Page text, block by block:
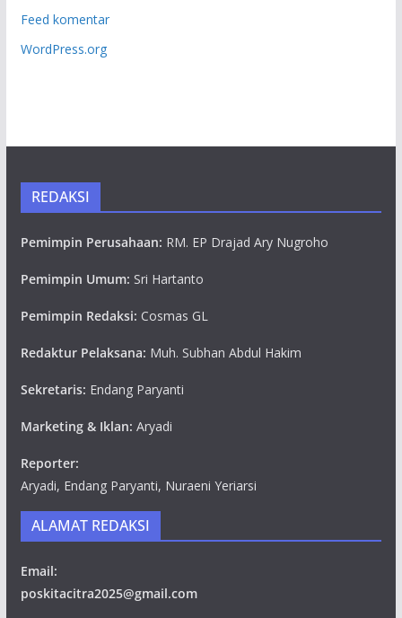
Feed komentar
WordPress.org
REDAKSI
Pemimpin Perusahaan: RM. EP Drajad Ary Nugroho
Pemimpin Umum: Sri Hartanto
Pemimpin Redaksi: Cosmas GL
Redaktur Pelaksana: Muh. Subhan Abdul Hakim
Sekretaris: Endang Paryanti
Marketing & Iklan: Aryadi
Reporter:
Aryadi, Endang Paryanti, Nuraeni Yeriarsi
ALAMAT REDAKSI
Email:
poskitacitra2025@gmail.com